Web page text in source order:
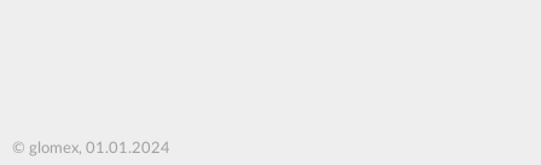
© glomex, 01.01.2024